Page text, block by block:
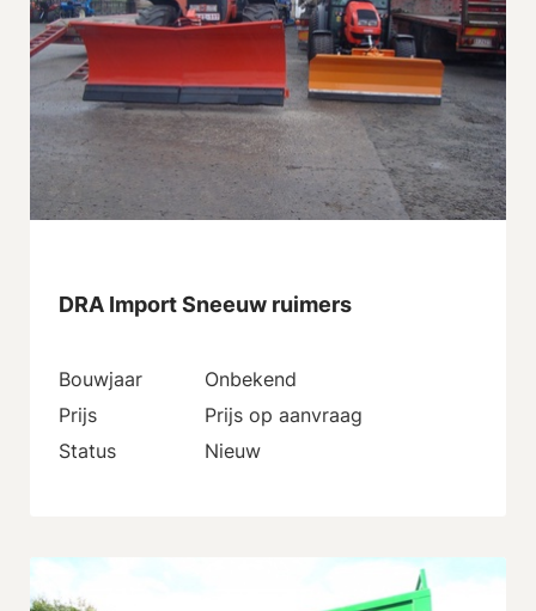
DRA Import Sneeuw ruimers
Bouwjaar
Onbekend
Prijs
Prijs op aanvraag
Status
Nieuw